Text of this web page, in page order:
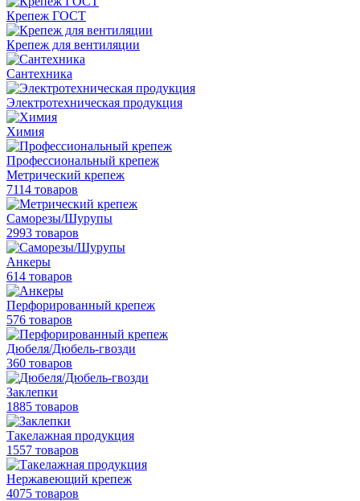
Крепеж ГОСТ
Крепеж для вентиляции
Сантехника
Электротехническая продукция
Химия
Профессиональный крепеж
Метрический крепеж
7114 товаров
Саморезы/Шурупы
2993 товаров
Анкеры
614 товаров
Перфорированный крепеж
576 товаров
Дюбеля/Дюбель-гвозди
360 товаров
Заклепки
1885 товаров
Такелажная продукция
1557 товаров
Нержавеющий крепеж
4075 товаров